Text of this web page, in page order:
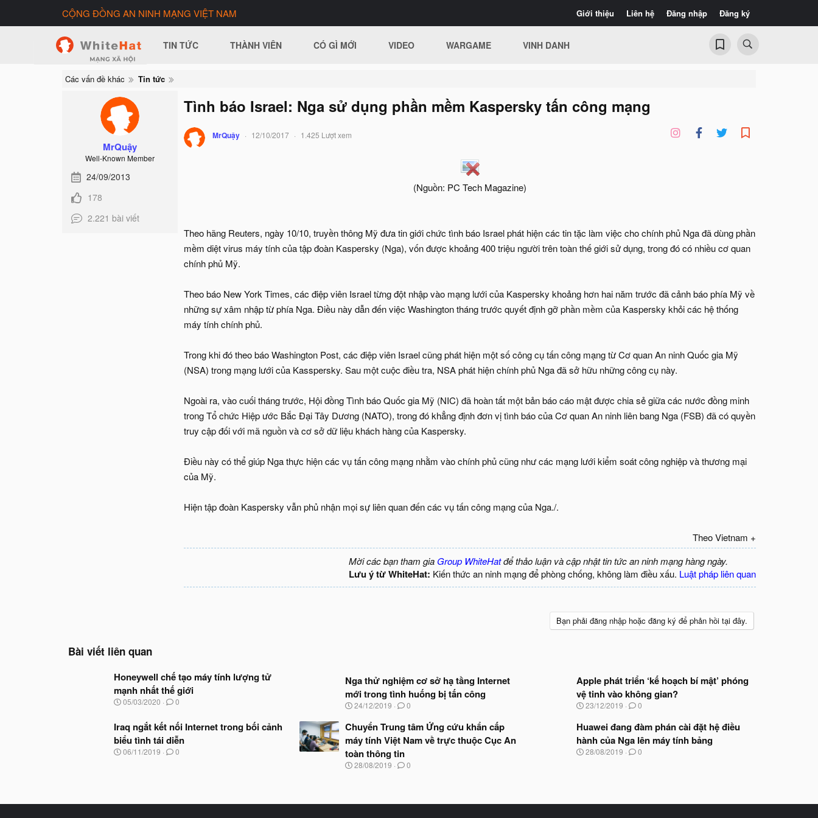
Giới thiệu Liên hệ Đăng nhập Đăng ký
CỘNG ĐỒNG AN NINH MẠNG VIỆT NAM
TIN TỨC THÀNH VIÊN CÓ GÌ MỚI VIDEO WARGAME VINH DANH
Các vấn đề khác Tin tức
MrQuậy
Well-Known Member
24/09/2013
178
2.221 bài viết
Tình báo Israel: Nga sử dụng phần mềm Kaspersky tấn công mạng
MrQuậy 12/10/2017 1.425 Lượt xem
(Nguồn: PC Tech Magazine)
Theo hãng Reuters, ngày 10/10, truyền thông Mỹ đưa tin giới chức tình báo Israel phát hiện các tin tặc làm việc cho chính phủ Nga đã dùng phần
mềm diệt virus máy tính của tập đoàn Kaspersky (Nga), vốn được khoảng 400 triệu người trên toàn thế giới sử dụng, trong đó có nhiều cơ quan
chính phủ Mỹ.
Theo báo New York Times, các điệp viên Israel từng đột nhập vào mạng lưới của Kaspersky khoảng hơn hai năm trước đã cảnh báo phía Mỹ về
những sự xâm nhập từ phía Nga. Điều này dẫn đến việc Washington tháng trước quyết định gỡ phần mềm của Kaspersky khỏi các hệ thống
máy tính chính phủ.
Trong khi đó theo báo Washington Post, các điệp viên Israel cũng phát hiện một số công cụ tấn công mạng từ Cơ quan An ninh Quốc gia Mỹ
(NSA) trong mạng lưới của Kasspersky. Sau một cuộc điều tra, NSA phát hiện chính phủ Nga đã sở hữu những công cụ này.
Ngoài ra, vào cuối tháng trước, Hội đồng Tình báo Quốc gia Mỹ (NIC) đã hoàn tất một bản báo cáo mật được chia sẻ giữa các nước đồng minh
trong Tổ chức Hiệp ước Bắc Đại Tây Dương (NATO), trong đó khẳng định đơn vị tình báo của Cơ quan An ninh liên bang Nga (FSB) đã có quyền
truy cập đối với mã nguồn và cơ sở dữ liệu khách hàng của Kaspersky.
Điều này có thể giúp Nga thực hiện các vụ tấn công mạng nhằm vào chính phủ cũng như các mạng lưới kiểm soát công nghiệp và thương mại
của Mỹ.
Hiện tập đoàn Kaspersky vẫn phủ nhận mọi sự liên quan đến các vụ tấn công mạng của Nga./.
Theo Vietnam +​
Mời các bạn tham gia Group WhiteHatđể thảo luận và cập nhật tin tức an ninh mạng hàng ngày.
Lưu ý từ WhiteHat: Kiến thức an ninh mạng để phòng chống, không làm điều xấu. Luật pháp liên quan
Bạn phải đăng nhập hoặc đăng ký để phản hồi tại đây.
Bài viết liên quan
Honeywell chế tạo máy tính lượng tử
mạnh nhất thế giới
N
y
b
ắ
05/03/2020 0
Nga thử nghiệm cơ sở hạ tầng Internet
mới trong tình huống bị tấn công
N
à
y
b
ắ
t
24/12/2019 0
Apple phát triển ‘kế hoạch bí mật’ phóng
vệ tinh vào không gian?
N
à
y
b
ắ
23/12/2019 0
Iraq ngắt kết nối Internet trong bối cảnh
biểu tình tái diễn
N
06/11/2019 0
Chuyển Trung tâm Ứng cứu khẩn cấp
máy tính Việt Nam về trực thuộc Cục An
toàn thông tin
N
b
28/08/2019 0
Huawei đang đàm phán cài đặt hệ điều
hành của Nga lên máy tính bảng
N
28/08/2019 0